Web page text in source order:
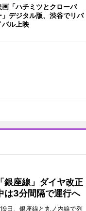
画「ハチミツとクローバ
」デジタル版、渋谷でリバ
バル上映
銀座線」ダイヤ改正
3分間隔で運行へ
日、銀座線と丸ノ内線で列